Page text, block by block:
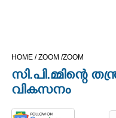
HOME /ZOOM /ZOOM
സി.പി.മ്മിന്റെ
വികസനം